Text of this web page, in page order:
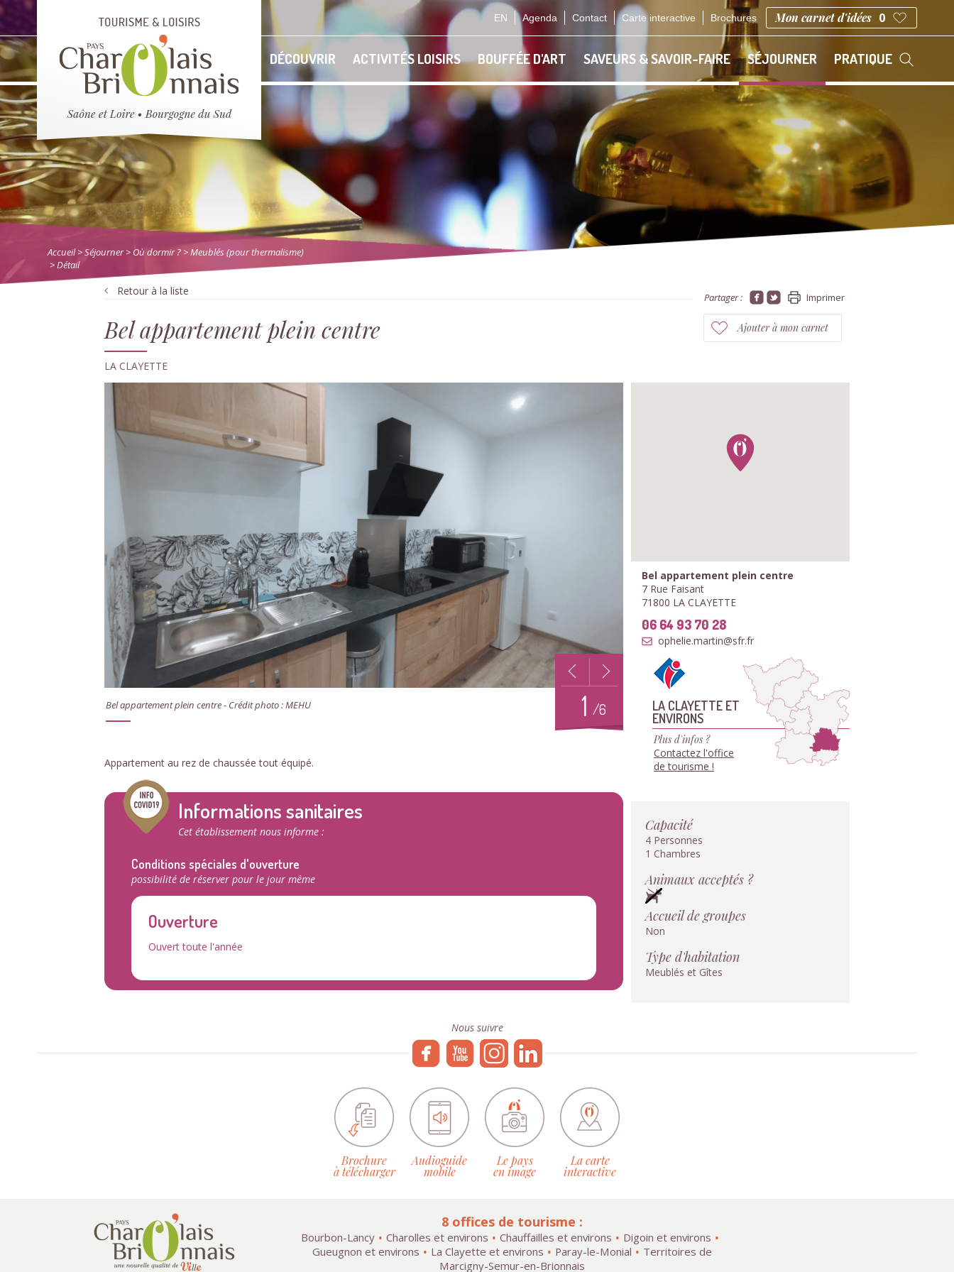
EN Agenda Contact Carte interactive Brochures Mon carnet d'idées 0
DÉCOUVRIR ACTIVITÉS LOISIRS BOUFFÉE D'ART SAVEURS & SAVOIR-FAIRE SÉJOURNER PRATIQUE
Accueil> Séjourner> Où dormir ? >Meublés (pour thermalisme)
> Détail
Retour à la liste Partager : Imprimer
Bel appartement plein centre
LA CLAYETTE
Ajouter à mon carnet
Bel appartement plein centre - Crédit photo : MEHU 1 /6
Appartement au rez de chaussée tout équipé.
Informations sanitaires
Cet établissement nous informe :
Conditions spéciales d'ouverture
possibilité de réserver pour le jour même
Ouverture
Ouvert toute l'année
Bel appartement plein centre
7 Rue Faisant
71800 LA CLAYETTE
06 64 93 70 28
ophelie.martin@sfr.fr
LA CLAYETTE ET
ENVIRONS
Plus d'infos ?
Contactez l'office
de tourisme !
Capacité
4 Personnes
1 Chambres
Animaux acceptés ?
Accueil de groupes
Non
Type d'habitation
Meublés et Gîtes
Nous suivre
Brochure
à télécharger
Audioguide
mobile
Le pays
en image
La carte
interactive
8 offices de tourisme :
Bourbon-Lancy Charolles et environs Chauffailles et environs
Digoin et environs
Gueugnon et environs
La Clayette et environs Paray-le-Monial
Territoires de
Marcigny-Semur-en-Brionnais